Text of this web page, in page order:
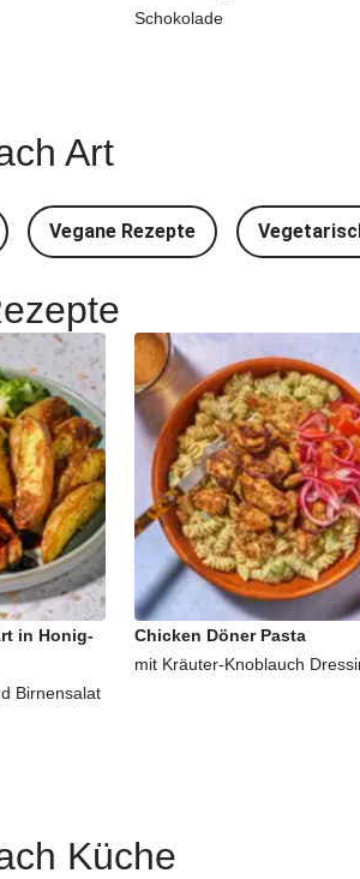
Schokolade
Art
Vegane Rezepte
in Honig-
Birnensalat
Chicken Döner Pasta
mit Kräuter-Knoblauch
Küche